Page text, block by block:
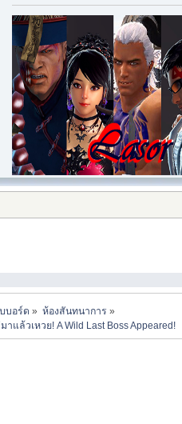
บบอร์ด » ห้องสันทนาการ »
แล้วเหวย! A Wild Last Boss Appeared!